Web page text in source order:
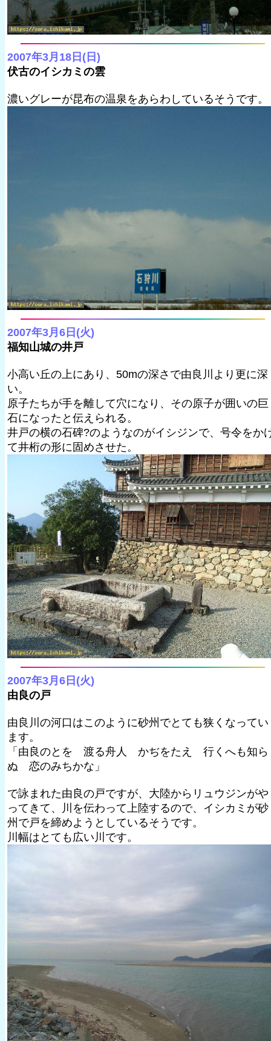
2007年3月18日(日)
伏古のイシカミの雲
濃いグレーが昆布の温泉をあらわしているそうです。
2007年3月6日(火)
福知山城の井戸
小高い丘の上にあり、50mの深さで由良川より更に深
い。
原子たちが手を離して穴になり、その原子が囲いの巨
石になったと伝えられる。
井戸の横の石碑?のようなのがイシジンで、号令をか
て井桁の形に固めさせた。
2007年3月6日(火)
由良の戸
由良川の河口はこのように砂州でとても狭くなってい
ます。
「由良のとを 渡る舟人 かぢをたえ 行くへも知ら
ぬ 恋のみちかな」
で詠まれた由良の戸ですが、大陸からリュウジンがや
ってきて、川を伝わって上陸するので、イシカミが砂
州で戸を締めようとしているそうです。
川幅はとても広い川です。